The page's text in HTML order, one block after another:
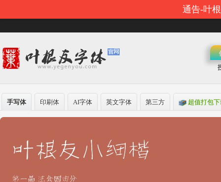
通告-叶
手写体 印刷体 AI字体 英文字体 第三方 超值打包